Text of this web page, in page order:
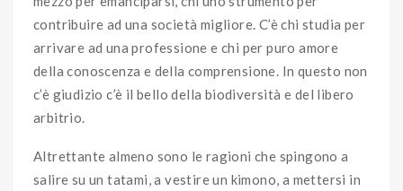
contribuire ad una società migliore. C’è chi studia per
arrivare ad una professione e chi per puro amore
della conoscenza e della comprensione. In questo non
c’è giudizio c’è il bello della biodiversità e del libero
arbitrio.
Altrettante almeno sono le ragioni che spingono a
salire su un tatami, a vestire un kimono, a mettersi in